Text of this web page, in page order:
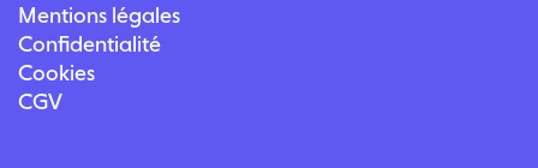
Mentions légales
Confidentialité
Cookies
CGV